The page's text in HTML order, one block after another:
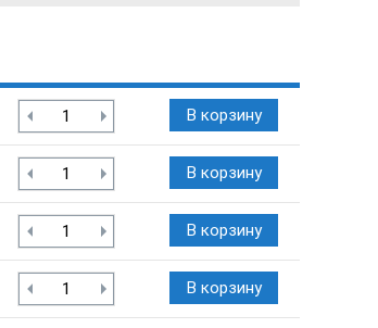
В корзину
В корзину
В корзину
В корзину